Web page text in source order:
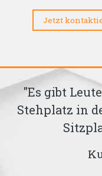
Jetzt
seine